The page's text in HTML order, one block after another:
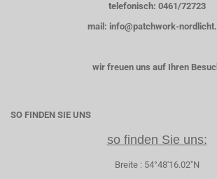
telefonisch: 0461/72723
mail: info@patchwork-
wir freuen uns auf Ihren
SO FINDEN SIE UNS
so finden Sie uns:
Breite : 54°48'16.02"N